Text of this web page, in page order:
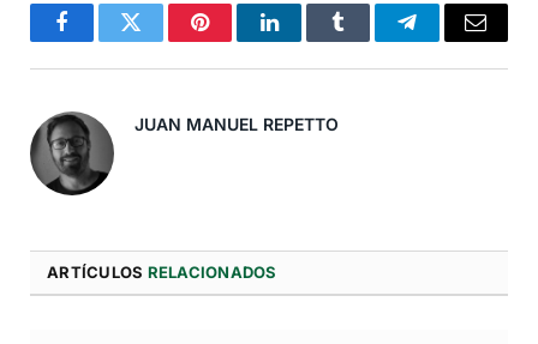
FacebookTwitter PinterestLinkedInTumblr TelegramCorreo
JUAN MANUEL REPETTO
ARTÍCULOS RELACIONADOS